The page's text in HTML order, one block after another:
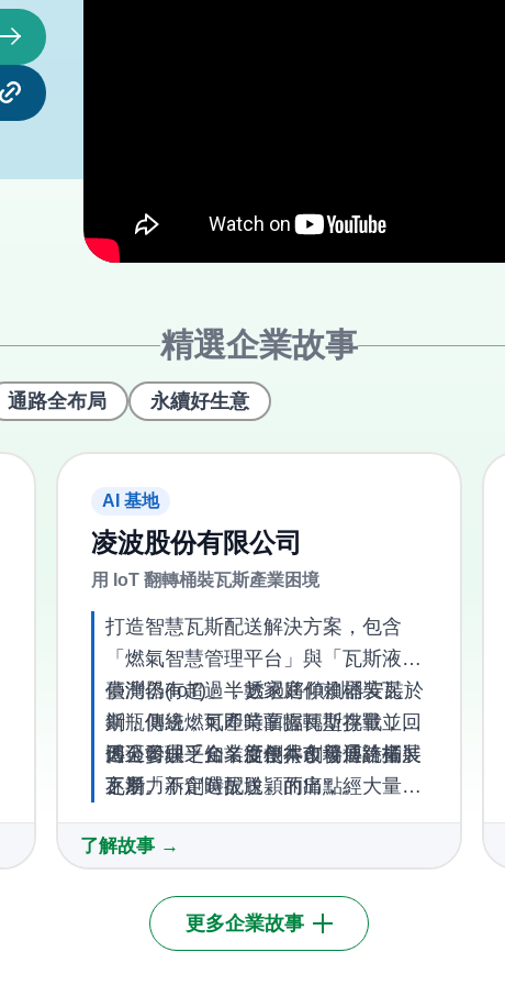
精選企業故事
通路全布局 永續好生意
AI 基地
凌波股份有限公司
用 IoT 翻轉桶裝瓦斯產業困境
打造智慧瓦斯配送解決方案，包含
「燃氣智慧管理平台」與「瓦斯液位
偵測器(IoT)」，透過將偵測器安裝於
鋼瓶側邊，可即時掌握瓦斯存量並回
傳至管理平台，從根本改善傳統桶裝
瓦斯「不定時配送」的痛點。
臺灣仍有超過半數家庭仰賴桶裝瓦
斯，傳統燃氣產業面臨轉型挑戰，惟
因公司缺乏知名度使得市場通路拓展
不易。
透過參與「企業新創共創發展計畫」
之潛力新創選拔脫穎而出，經大量的
媒體報導、媒合交流與參展機會，從
此打開公司知名度，後續更開啟與奇
合作洽談。
了解故事 →
更多企業故事